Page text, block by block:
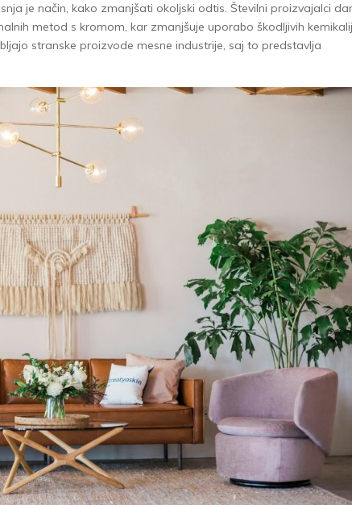
je način, kako zmanjšati okoljski odtis. Številni proizvajalci
metod s kromom, kar zmanjšuje uporabo škodljivih
stranske proizvode mesne industrije, saj to predstavlja